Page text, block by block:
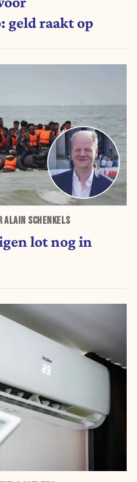
geld raakt op
ALAIN SCHENKELS
lot nog in